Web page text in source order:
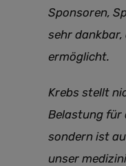
Sponsoren,
sehr dankbar,
ermöglicht.
Krebs stellt
Belastung für
sondern ist
unser